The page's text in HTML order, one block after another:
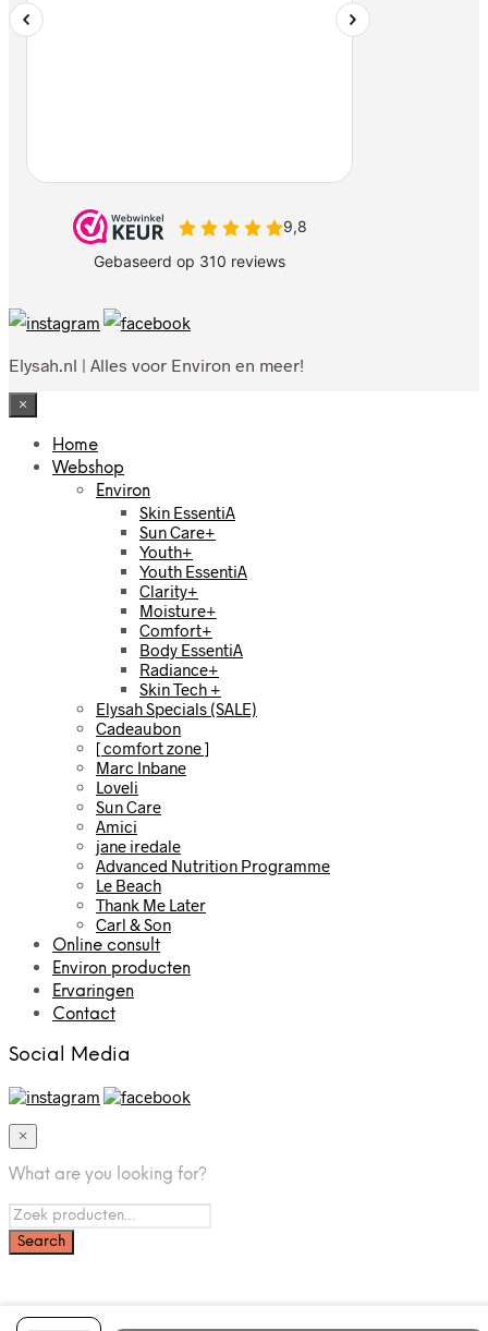
Elysah.nl | Alles voor Environ en meer!
×
Home
Webshop
Environ
Skin EssentiA
Sun Care+
Youth+
Youth EssentiA
Clarity+
Moisture+
Comfort+
Body EssentiA
Radiance+
Skin Tech +
Elysah Specials (SALE)
Cadeaubon
[ comfort zone ]
Marc Inbane
Loveli
Sun Care
Amici
jane iredale
Advanced Nutrition Programme
Le Beach
Thank Me Later
Carl & Son
Online consult
Environ producten
Ervaringen
Contact
Social Media
×
What are you looking for?